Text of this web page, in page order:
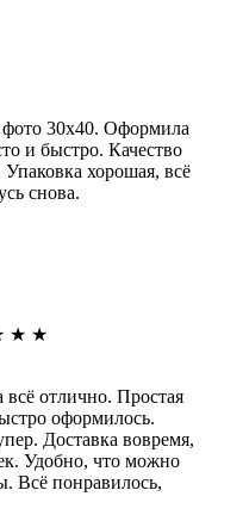
фото 30х40. Оформила
и быстро. Качество
Упаковка хорошая, всё
снова.
★ ★
всё отлично. Простая
оформилось.
Доставка вовремя,
Удобно, что можно
Всё понравилось,